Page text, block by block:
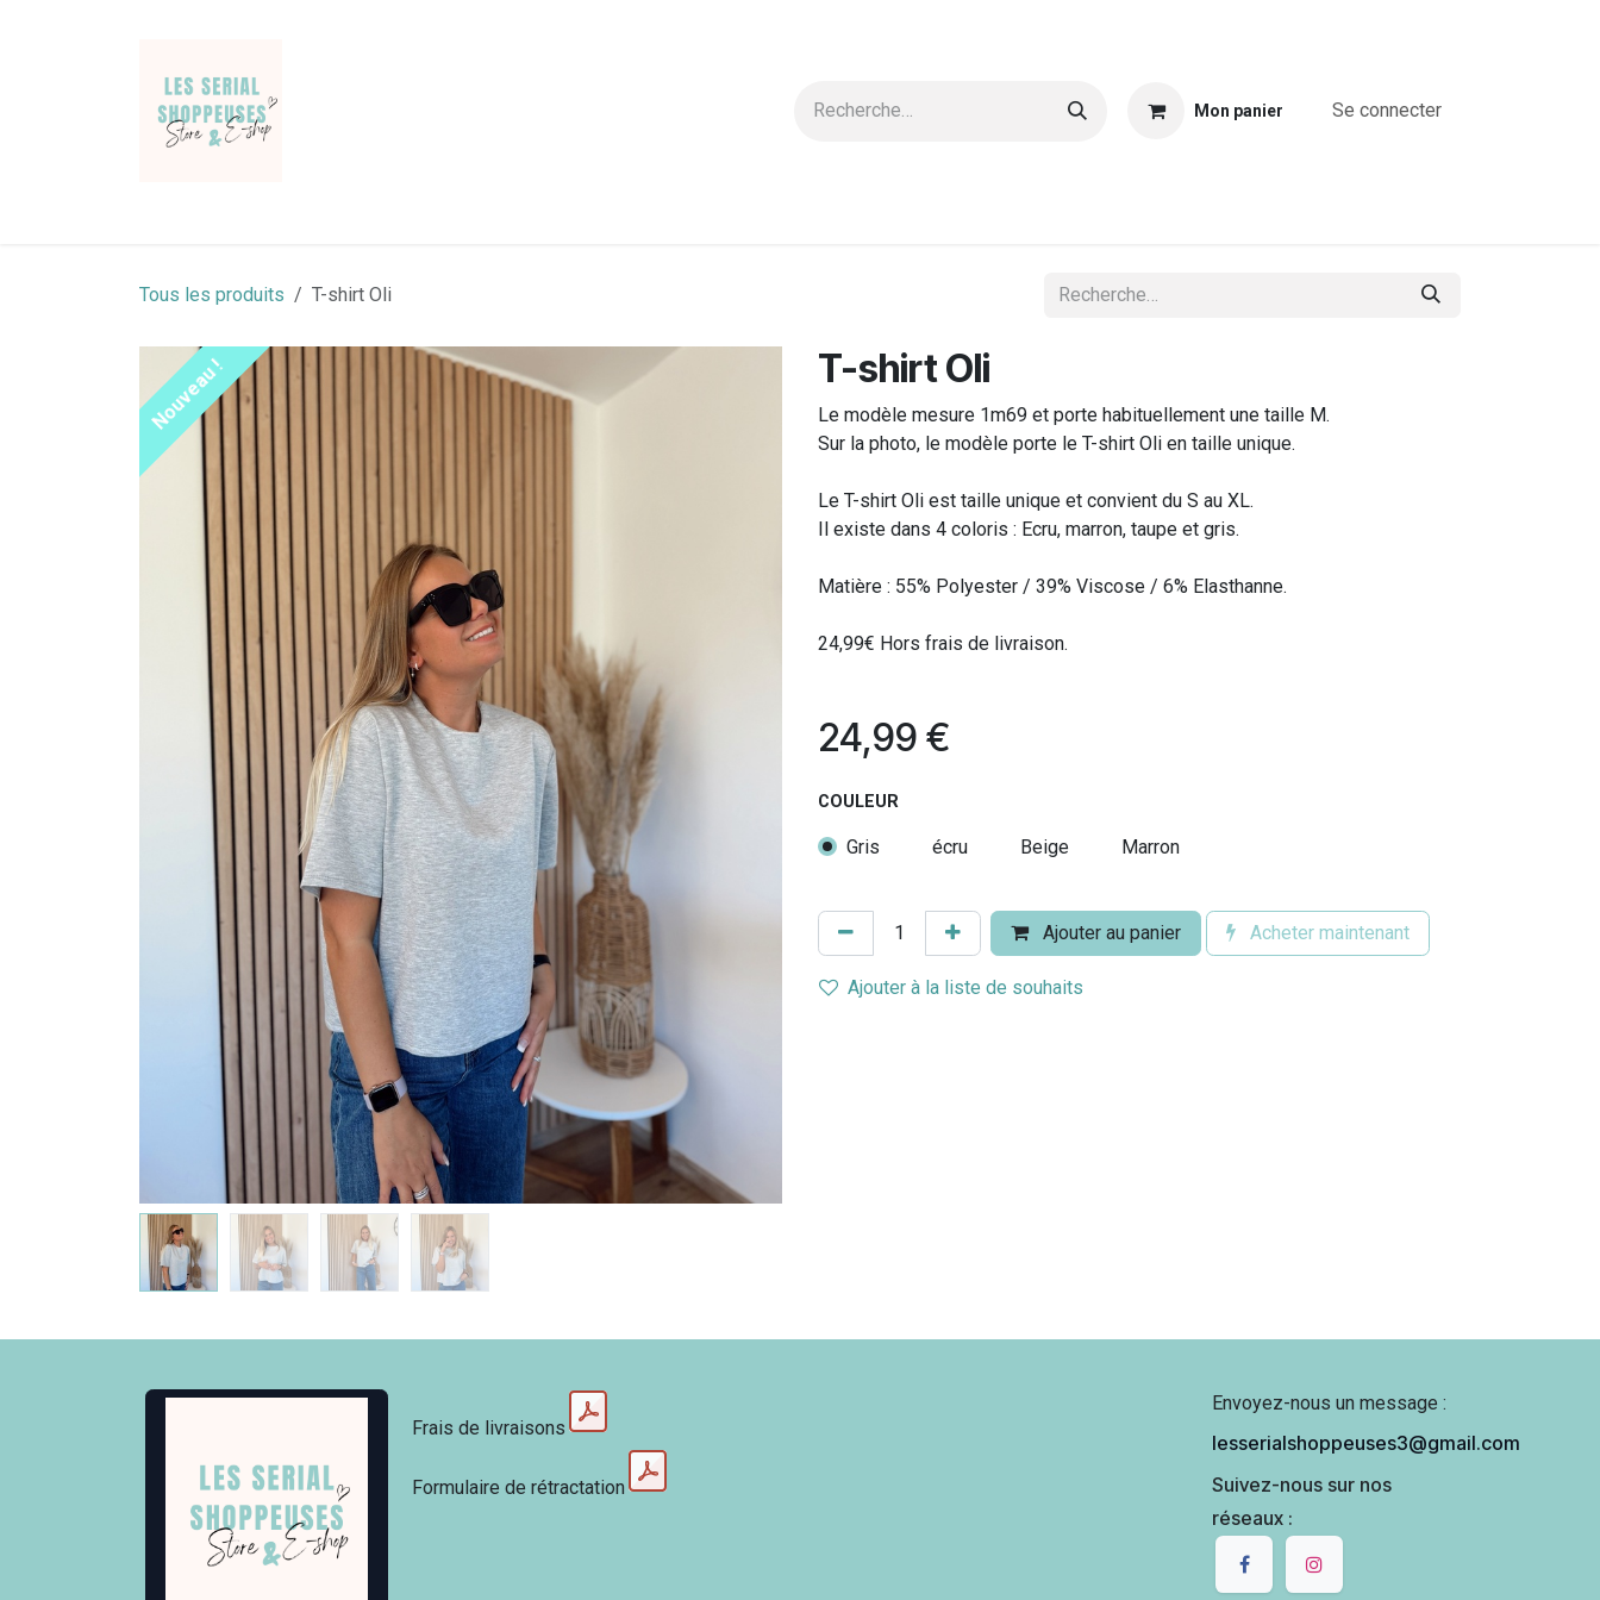
Mon panier Se connecter
Tous les produits T-shirt Oli
Nouveau ! T-shirt Oli
Le modèle mesure 1m69 et porte habituellement une taille M.
Sur la photo, le modèle porte le T-shirt Oli en taille unique.
Le T-shirt Oli est taille unique et convient du S au XL.
Il existe dans 4 coloris : Ecru, marron, taupe et gris.
Matière : 55% Polyester / 39% Viscose / 6% Elasthanne.
24,99€ Hors frais de livraison.
24,99 €
COULEUR
Gris écru Beige Marron
Ajouter au panier Acheter maintenant
Ajouter à la liste de souhaits
Envoyez-nous un message :
lesserialshoppeuses3@gmail.com
Suivez-nous sur nos
réseaux :
Frais de livraisons
Formulaire de rétractation